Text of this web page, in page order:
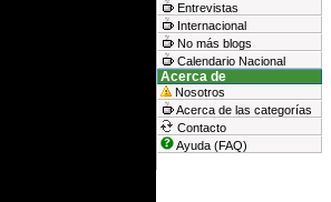
Entrevistas
Internacional
No más blogs
Calendario Nacional
Acerca de
Nosotros
Acerca de las categorías
Contacto
Ayuda (FAQ)